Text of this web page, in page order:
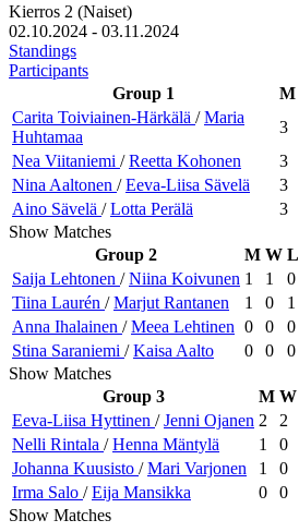
Kierros 2 (Naiset)
02.10.2024 - 03.11.2024
Standings
Participants
Group 1
M
Carita Toiviainen-Härkälä /Maria
Huhtamaa
3
Nea Viitaniemi /Reetta Kohonen 3
Nina Aaltonen /Eeva-Liisa Sävelä 3
Aino Sävelä /Lotta Perälä 3
Show Matches
Group 2
M W L
Saija Lehtonen /Niina Koivunen 1 1 0
Tiina Laurén /Marjut Rantanen 1 0 1
Anna Ihalainen /Meea Lehtinen 0 0 0
Stina Saraniemi /Kaisa Aalto 0 0 0
Show Matches
Group 3
M W
Eeva-Liisa Hyttinen /Jenni Ojanen 2 2
Nelli Rintala /Henna Mäntylä 1 0
Johanna Kuusisto /Mari Varjonen 1 0
Irma Salo /Eija Mansikka 0 0
Show Matches